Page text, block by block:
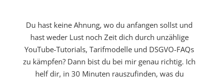
Du hast keine Ahnung, wo du anfangen sollst und
hast weder Lust noch Zeit dich durch unzählige
YouTube-Tutorials, Tarifmodelle und DSGVO-FAQs
zu kämpfen? Dann bist du bei mir genau richtig. Ich
helf dir, in 30 Minuten rauszufinden, was du